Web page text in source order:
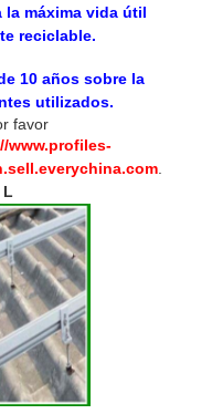
máxima vida útil
reciclable.
10 años sobre la
utilizados.
favor
www.profiles-
.
L